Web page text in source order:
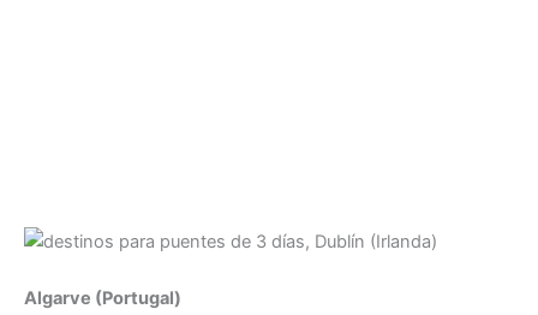
Algarve (Portugal)